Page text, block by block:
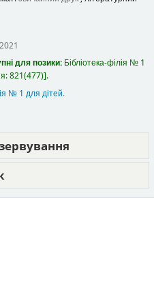
2021
для позики: Бібліотека-філія № 1
821(477) .
№ 1 для дітей.